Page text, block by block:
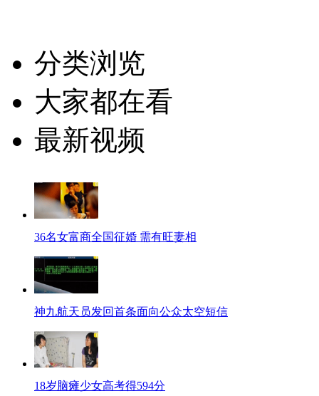
分类浏览
大家都在看
最新视频
36名女富商全国征婚 需有旺妻相
神九航天员发回首条面向公众太空短信
18岁脑瘫少女高考得594分